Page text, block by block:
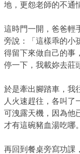
地，更怨老師的不通
這時門一開，爸爸輕
旁說：「這樣乖的小
得留下來做自己的事
停一下，我載妳去莊
於是牽出腳踏車，我
人火速趕往，各叫了
可洩露天機，因為他
才有這碗豬血湯吃哪。
再回到餐桌旁寫功課